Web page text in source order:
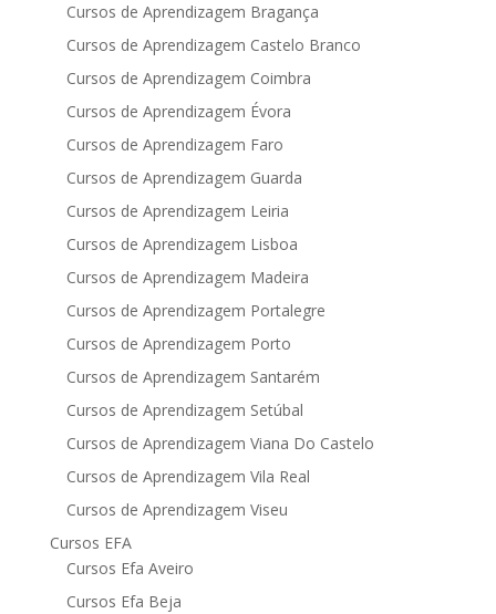
Cursos de Aprendizagem Bragança
Cursos de Aprendizagem Castelo Branco
Cursos de Aprendizagem Coimbra
Cursos de Aprendizagem Évora
Cursos de Aprendizagem Faro
Cursos de Aprendizagem Guarda
Cursos de Aprendizagem Leiria
Cursos de Aprendizagem Lisboa
Cursos de Aprendizagem Madeira
Cursos de Aprendizagem Portalegre
Cursos de Aprendizagem Porto
Cursos de Aprendizagem Santarém
Cursos de Aprendizagem Setúbal
Cursos de Aprendizagem Viana Do Castelo
Cursos de Aprendizagem Vila Real
Cursos de Aprendizagem Viseu
Cursos EFA
Cursos Efa Aveiro
Cursos Efa Beja